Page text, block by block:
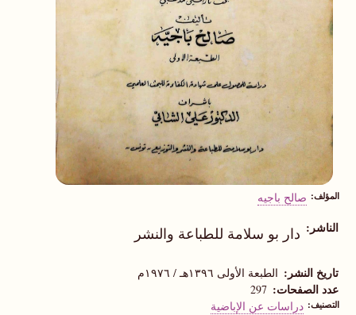
المؤلف صالح باجيه
الناشر دار بو سلامة للطباعة والنشر
تاريخ النشر الطبعة الأولى ١٣٩٦هـ / ١٩٧٦م
عدد الصفحات 297
التصنيف دراسات عن الإباضية